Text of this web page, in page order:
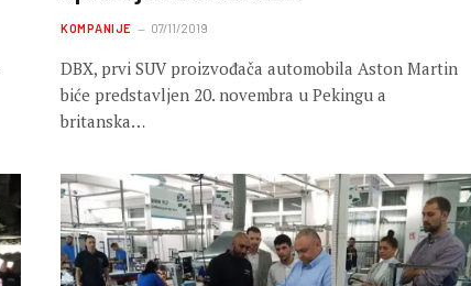
KOMPANIJE 07/11/2019
DBX, prvi SUV proizvođača automobila Aston Martin
biće predstavljen 20. novembra u Pekingu a
britanska…